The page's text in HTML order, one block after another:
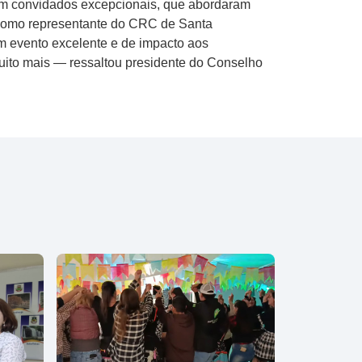
convidados excepcionais, que abordaram
representante do CRC de Santa
evento excelente e de impacto aos
mais — ressaltou presidente do Conselho